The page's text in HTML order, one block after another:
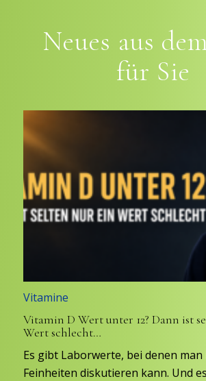
Neues aus
für Sie
Vitamine
Vitamin D Wert unter 12? Dann ist
Wert schlecht…
Es gibt Laborwerte, bei denen
Feinheiten diskutieren kann. Und